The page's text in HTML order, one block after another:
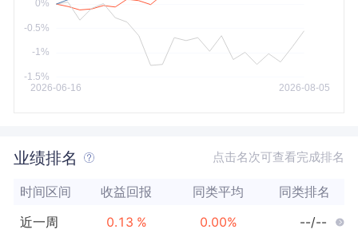
业绩排名 点击名次可查看完成排名
时间区间 收益回报 同类平均 同类排名
近一周 0.13 % 0.00% --/--